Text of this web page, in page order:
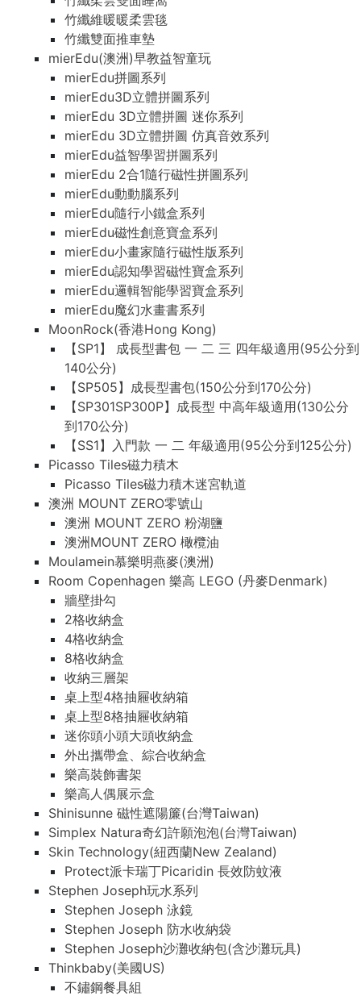
竹纖維暖暖柔雲毯
竹纖雙面推車墊
mierEdu(澳洲)早教益智童玩
mierEdu拼圖系列
mierEdu3D立體拼圖系列
mierEdu 3D立體拼圖 迷你系列
mierEdu 3D立體拼圖 仿真音效系列
mierEdu益智學習拼圖系列
mierEdu 2合1隨行磁性拼圖系列
mierEdu動動腦系列
mierEdu隨行小鐵盒系列
mierEdu磁性創意寶盒系列
mierEdu小畫家隨行磁性版系列
mierEdu認知學習磁性寶盒系列
mierEdu邏輯智能學習寶盒系列
mierEdu魔幻水畫書系列
MoonRock(香港Hong Kong)
【SP1】 成長型書包 一 二 三 四年級適用(95公分到
140公分)
【SP505】成長型書包(150公分到170公分)
【SP301SP300P】成長型 中高年級適用(130公分
到170公分)
【SS1】入門款 一 二 年級適用(95公分到125公分)
Picasso Tiles磁力積木
Picasso Tiles磁力積木迷宮軌道
澳洲 MOUNT ZERO零號山
澳洲 MOUNT ZERO 粉湖鹽
澳洲MOUNT ZERO 橄欖油
Moulamein慕樂明燕麥(澳洲)
Room Copenhagen 樂高 LEGO (丹麥Denmark)
牆壁掛勾
2格收納盒
4格收納盒
8格收納盒
收納三層架
桌上型4格抽屜收納箱
桌上型8格抽屜收納箱
迷你頭小頭大頭收納盒
外出攜帶盒、綜合收納盒
樂高裝飾書架
樂高人偶展示盒
Shinisunne 磁性遮陽簾(台灣Taiwan)
Simplex Natura奇幻許願泡泡(台灣Taiwan)
Skin Technology(紐西蘭New Zealand)
Protect派卡瑞丁Picaridin 長效防蚊液
Stephen Joseph玩水系列
Stephen Joseph 泳鏡
Stephen Joseph 防水收納袋
Stephen Joseph沙灘收納包(含沙灘玩具)
Thinkbaby(美國US)
不鏽鋼餐具組